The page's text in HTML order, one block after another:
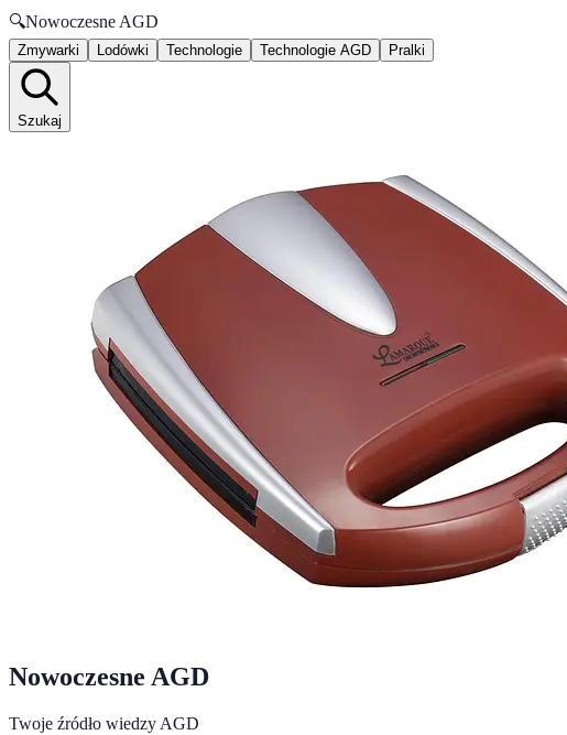
🔍Nowoczesne AGD
Zmywarki Lodówki Technologie Technologie AGD Pralki
Szukaj
Nowoczesne AGD
Twoje źródło wiedzy AGD